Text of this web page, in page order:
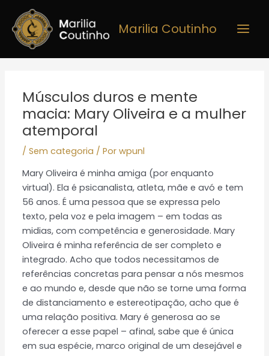
para
conteúdo
Marilia Coutinho
Músculos duros e mente
macia: Mary Oliveira e a mulher
atemporal
/Sem categoria / Porwpunl
Mary Oliveira é minha amiga (por enquanto
virtual). Ela é psicanalista, atleta, mãe e avó e tem
56 anos. É uma pessoa que se expressa pelo
texto, pela voz e pela imagem – em todas as
midias, com competência e generosidade. Mary
Oliveira é minha referência de ser completo e
integrado. Acho que todos necessitamos de
referências concretas para pensar a nós mesmos
e ao mundo e, desde que não se torne uma forma
de distanciamento e estereotipação, acho que é
uma relação positiva. Mary é generosa ao se
oferecer a esse papel – afinal, sabe que é única
em sua espécie, marco original de um desejável e